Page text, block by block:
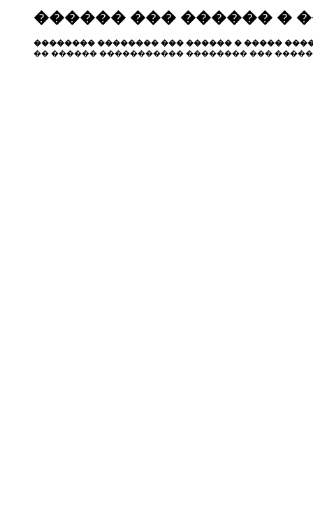
������ ��� ������ �
�������� �������� ��� ������ � �����
�� ������ ����������� �������� ���